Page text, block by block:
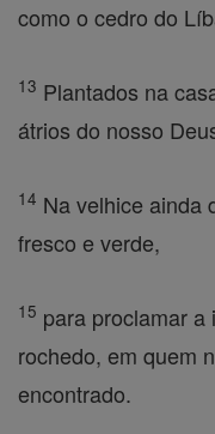
como o cedro do
13 Plantados na
átrios do nosso
14 Na velhice ainda
fresco e verde,
15 para proclamar a
rochedo, em quem
encontrado.